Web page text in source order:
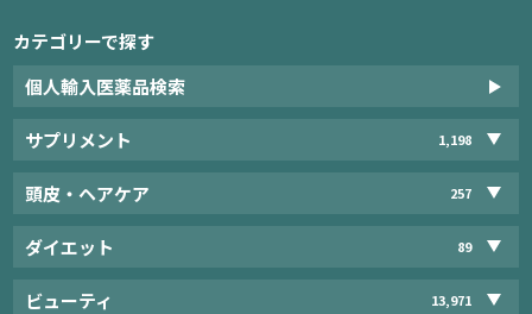
カテゴリーで探す
個人輸入医薬品検索
サプリメント 1,198
頭皮・ヘアケア 257
ダイエット 89
ビューティ 13,971